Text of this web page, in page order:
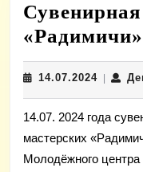
14.07.2024
14.07. 2024 года
мастерских
Молодёжного